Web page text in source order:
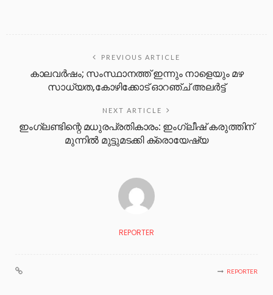
PREVIOUS ARTICLE
കാലവർഷം; സംസ്ഥാനത്ത് ഇന്നും നാളെയും മഴ
സാധ്യത,കോഴിക്കോട് ഓറഞ്ച് അലർട്ട്
NEXT ARTICLE
ഇംഗ്ലണ്ടിന്റെ മധുരപ്രതികാരം: ഇംഗ്ലീഷ് കരുത്തിന്
മുന്നിൽ മുട്ടുമടക്കി ക്രൊയേഷ്യ
REPORTER
REPORTER